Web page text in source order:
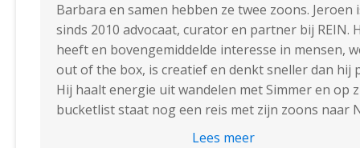
Barbara en samen hebben ze twee zoons. Jeroen
sinds 2010 advocaat, curator en partner bij REIN.
heeft en bovengemiddelde interesse in mensen,
out of the box, is creatief en denkt sneller dan hij
Hij haalt energie uit wandelen met Simmer en op
bucketlist staat nog een reis met zijn zoons naar
York of een mooie roadtrip in een camper. Hij kan
Lees meer